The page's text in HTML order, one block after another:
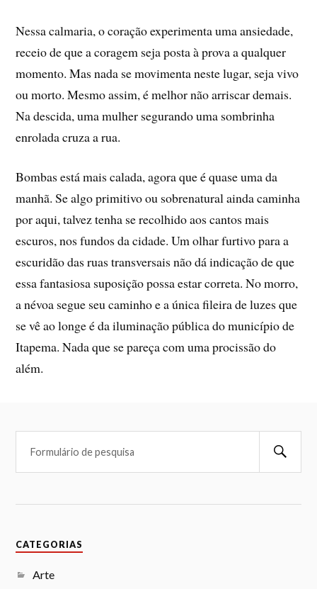
Nessa calmaria, o coração experimenta uma ansiedade,
receio de que a coragem seja posta à prova a qualquer
momento. Mas nada se movimenta neste lugar, seja vivo
ou morto. Mesmo assim, é melhor não arriscar demais.
Na descida, uma mulher segurando uma sombrinha
enrolada cruza a rua.
Bombas está mais calada, agora que é quase uma da
manhã. Se algo primitivo ou sobrenatural ainda caminha
por aqui, talvez tenha se recolhido aos cantos mais
escuros, nos fundos da cidade. Um olhar furtivo para a
escuridão das ruas transversais não dá indicação de que
essa fantasiosa suposição possa estar correta. No morro,
a névoa segue seu caminho e a única fileira de luzes que
se vê ao longe é da iluminação pública do município de
Itapema. Nada que se pareça com uma procissão do
além.
CATEGORIAS
Arte